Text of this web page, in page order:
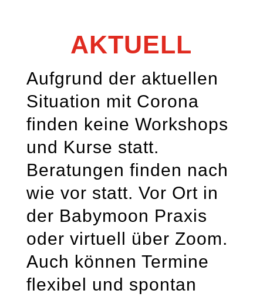
AKTUELL
Aufgrund der aktuellen
Situation mit Corona
finden keine Workshops
und Kurse statt.
Beratungen finden nach
wie vor statt. Vor Ort in
der Babymoon Praxis
oder virtuell über Zoom.
Auch können Termine
flexibel und spontan